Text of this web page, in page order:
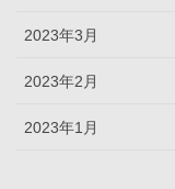
2023年3月
2023年2月
2023年1月